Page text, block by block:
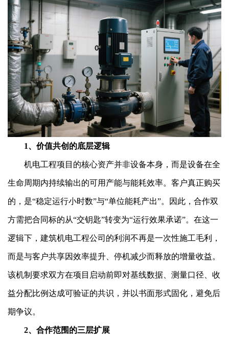
1、价值共创的底层逻辑
机电工程项目的核心资产并非设备本身，而是设备在全
生命周期内持续输出的可用产能与能耗效率。客户真正购买
的，是“稳定运行小时数”与“单位能耗产出”。因此，合作双
方需把合同标的从“交钥匙”转变为“运行效果承诺”。在这一
逻辑下，建筑机电工程公司的利润不再是一次性施工毛利，
而是与客户共享因效率提升、停机减少而释放的增量收益。
该机制要求双方在项目启动前即对基线数据、测量口径、收
益分配比例达成可验证的共识，并以书面形式固化，避免后
期争议。
2、合作范围的三层扩展